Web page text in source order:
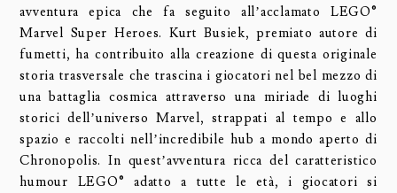
avventura epica che fa seguito all’acclamato LEGO®
Marvel Super Heroes. Kurt Busiek, premiato autore di
fumetti, ha contribuito alla creazione di questa originale
storia trasversale che trascina i giocatori nel bel mezzo di
una battaglia cosmica attraverso una miriade di luoghi
storici dell’universo Marvel, strappati al tempo e allo
spazio e raccolti nell’incredibile hub a mondo aperto di
Chronopolis. In quest’avventura ricca del caratteristico
humour LEGO® adatto a tutte le età, i giocatori si